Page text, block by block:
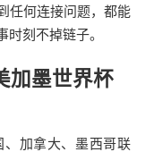
任何连接问题，都能
刻不掉链子。
加墨世界杯
、加拿大、墨西哥联